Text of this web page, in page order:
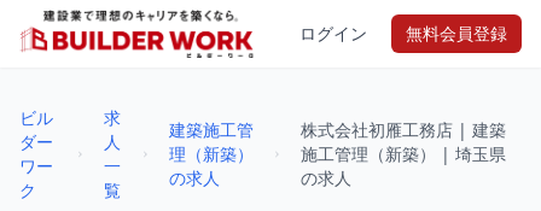
ログイン 無料会員登録
ビル
ダー
ワー
ク
求
人
一
覧
建築施工管
理（新築）
の求人
株式会社初雁工務店 | 建築
施工管理（新築） | 埼玉県
の求人